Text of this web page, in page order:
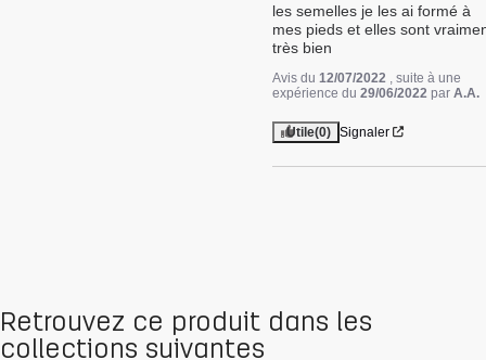
les semelles je les ai formé à
mes pieds et elles sont
très bien
Avis du 12/07/2022 , suite à une
expérience du 29/06/2022 par A.A.
Utile(0) Signaler
Retrouvez ce produit dans les
collections suivantes